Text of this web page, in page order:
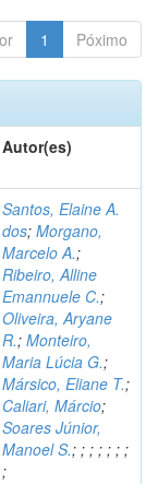
1 Póximo
Autor(es)
Santos, Elaine A.
dos; Morgano,
Marcelo A.;
Ribeiro, Alline
Emannuele C.;
Oliveira, Aryane
R.; Monteiro,
Maria Lúcia G.;
Mársico, Eliane T.;
Caliari, Márcio;
Soares Júnior,
Manoel S.; ; ; ; ; ; ;
;